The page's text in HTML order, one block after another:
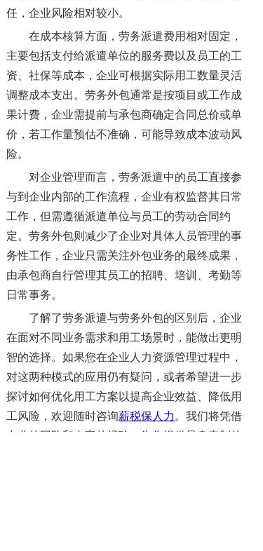
任，企业风险相对较小。
在成本核算方面，劳务派遣费用相对固定，
主要包括支付给派遣单位的服务费以及员工的工
资、社保等成本，企业可根据实际用工数量灵活
调整成本支出。劳务外包通常是按项目或工作成
果计费，企业需提前与承包商确定合同总价或单
价，若工作量预估不准确，可能导致成本波动风
险。
对企业管理而言，劳务派遣中的员工直接参
与到企业内部的工作流程，企业有权监督其日常
工作，但需遵循派遣单位与员工的劳动合同约
定。劳务外包则减少了企业对具体人员管理的事
务性工作，企业只需关注外包业务的最终成果，
由承包商自行管理其员工的招聘、培训、考勤等
日常事务。
了解了劳务派遣与劳务外包的区别后，企业
在面对不同业务需求和用工场景时，能做出更明
智的选择。如果您在企业人力资源管理过程中，
对这两种模式的应用仍有疑问，或者希望进一步
探讨如何优化用工方案以提高企业效益、降低用
工风险，欢迎随时咨询薪税保人力 。我们将凭借
专业的团队和丰富的经验，为您提供量身定制的